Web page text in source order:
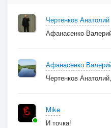
Чертенков Анатолий
Афанасенко
Афанасенко
Чертенков
Mike
И точка!